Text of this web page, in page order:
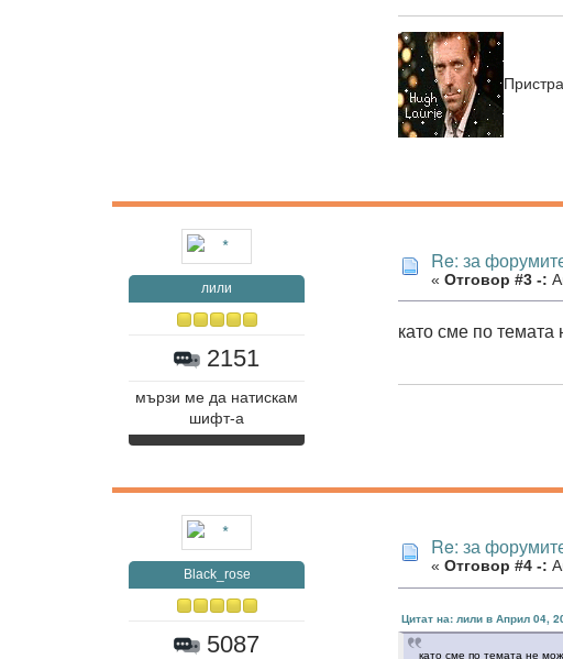
лили
2151
мързи ме да натискам
шифт-а
Re: за
« Отговор #3 -:
като сме по
Black_rose
5087
Re: за
« Отговор #4 -:
Цитат на: лили в Април 04,
като сме по темата не